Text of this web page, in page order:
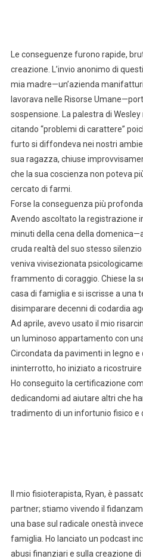
Le conseguenze furono rapide,
creazione. L’invio anonimo di
mia madre—un’azienda
lavorava nelle Risorse
sospensione. La palestra di
citando “problemi di carattere”
furto si diffondeva nei nostri
sua ragazza, chiuse
che la sua coscienza non poteva
cercato di farmi.
Forse la conseguenza più
Avendo ascoltato la registrazione
minuti della cena della
cruda realtà del suo stesso
veniva vivisezionata
frammento di coraggio. Chiese la
casa di famiglia e si iscrisse a una
disimparare decenni di codardia
Ad aprile, avevo usato il mio
un luminoso appartamento con
Circondata da pavimenti in legno
ininterrotto, ho iniziato a ricostruire
Ho conseguito la certificazione
dedicandomi ad aiutare altri che
tradimento di un infortunio fisico e
Il mio fisioterapista, Ryan, è
partner; stiamo vivendo il
una base sul radicale onestà
famiglia. Ho lanciato un podcast
abusi finanziari e sulla creazione